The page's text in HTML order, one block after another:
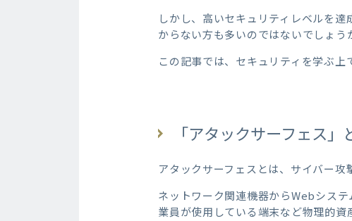
しかし、高いセキュリティレベルを達
からない方も多いのではないでしょう
この記事では、セキュリティを学ぶ上
「アタックサーフェス」
アタックサーフェスとは、サイバー
ネットワーク関連機器からWebシス
業員が使用している端末など物理的資